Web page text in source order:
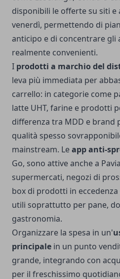
disponibili le offerte su siti e
venerdì, permettendo di
anticipo e di concentrare gli
realmente convenienti.
I prodotti a marchio del
leva più immediata per
carrello: in categorie come
latte UHT, farine e prodotti
differenza tra MDD e brand
qualità spesso
mainstream. Leapp anti-
Go, sono attive anche a
supermercati, negozi di
box di prodotti in
utili soprattutto per pane,
gastronomia.
Organizzare la spesa in un'
principale in un punto
grande, integrando con
per il freschissimo